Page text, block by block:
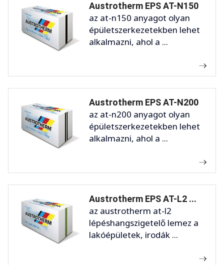
Austrotherm EPS AT-N150
az at-n150 anyagot olyan
épületszerkezetekben lehet
alkalmazni, ahol a ...
Austrotherm EPS AT-N200
az at-n200 anyagot olyan
épületszerkezetekben lehet
alkalmazni, ahol a ...
Austrotherm EPS AT-L2 ...
az austrotherm at-l2
lépéshangszigetelő lemez a
lakóépületek, irodák ...